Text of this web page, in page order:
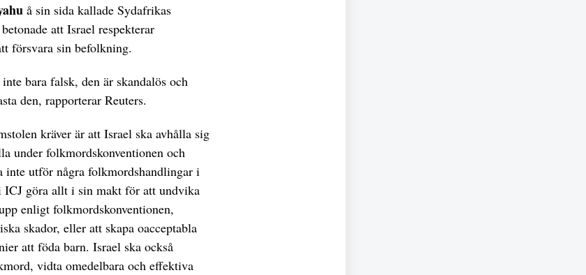
å sin sida kallade Sydafrikas
att Israel respekterar
försvara sin befolkning.
bara falsk, den är skandalös och
den, rapporterar Reuters.
kräver är att Israel ska avhålla sig
under folkmordskonventionen och
inte utför några folkmordshandlingar i
ICJ göra allt i sin makt för att undvika
enligt folkmordskonventionen,
skador, eller att skapa oacceptabla
att föda barn. Israel ska också
vidta omedelbara och effektiva